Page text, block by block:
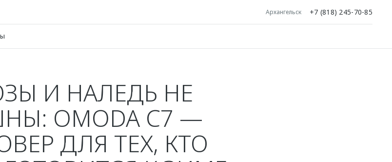
Архангельск +7 (818) 245-70-85
И НАЛЕДЬ НЕ
OMODA C7 —
ДЛЯ ТЕХ, КТО